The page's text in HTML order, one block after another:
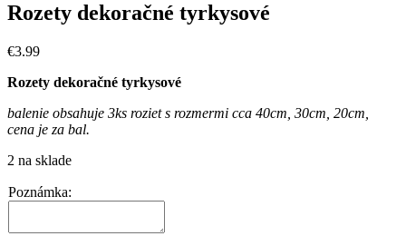
Rozety dekoračné tyrkysové
€3.99
Rozety dekoračné tyrkysové
balenie obsahuje 3ks roziet s rozmermi cca 40cm, 30cm, 20cm,
cena je za bal.
2 na sklade
Poznámka: